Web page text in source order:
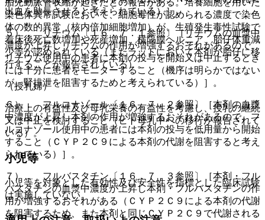
胎児動脈管収縮が起きたとの報告がある。培養細胞を用いた
染色体異常試験において、細胞毒性が認められる濃度で染色
体の数的異常（核内倍加細胞増加）が、生殖発生毒性試験で
着床後死亡数増加や死産増加、横隔膜ヘルニア、胎仔体重減
少等が認められている（またラットにおいて本剤が胎仔に移
行することが報告されている）。
（授乳婦）
治療上の有益性及び母乳栄養の有益性を考慮し、授乳の継続
又は中止を検討すること（ヒト母乳中への移行が報告されて
いる）。
小児等
小児等を対象とした有効性及び安全性を指標とした臨床試験
は実施していない。
出血を助長させると考えられている）］。
５）． リチウム〔１６．７．１参照〕［リチウムの血漿中
濃度が上昇しリチウムの作用が増強するおそれがあるので、
リチウム使用中の患者に本剤の投与を開始又は中止するとき
には十分に患者をモニターすること（機序は明らかではない
が、腎排泄を阻害するためと考えられている）］。
６）． フルコナゾール〔１６．７．２参照〕［本剤の血漿
中濃度が上昇し本剤の作用が増強するおそれがあるので、フ
ルコナゾール使用中の患者には本剤の投与を低用量から開始
すること（ＣＹＰ２Ｃ９による本剤の代謝を阻害すると考え
られている）］。
７）． フルバスタチン〔１６．７．３参照〕［本剤・フル
バスタチンの血漿中濃度が上昇し本剤・フルバスタチンの作
用が増強するおそれがある（ＣＹＰ２Ｃ９による本剤の代謝
を阻害するため、また本剤と同じＣＹＰ２Ｃ９で代謝される